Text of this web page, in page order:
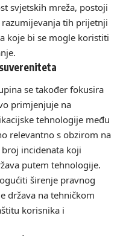
svjetskih mreža, postoji
tih prijetnji
koje bi se mogle koristiti
se također fokusira
primjenjuje na
tehnologije među
relevantno s obzirom na
incidenata koji
putem tehnologije.
širenje pravnog
država na tehničkom
korisnika i